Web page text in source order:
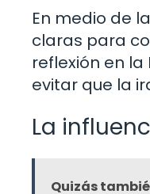
En medio de
claras para
reflexión en
evitar que la
La
Quizás